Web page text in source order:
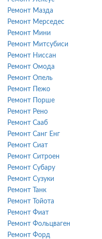
Ремонт Мазда
Ремонт Мерседес
Ремонт Мини
Ремонт Митсубиси
Ремонт Ниссан
Ремонт Омода
Ремонт Опель
Ремонт Пежо
Ремонт Порше
Ремонт Рено
Ремонт Сааб
Ремонт Санг Енг
Ремонт Сиат
Ремонт Ситроен
Ремонт Субару
Ремонт Сузуки
Ремонт Танк
Ремонт Тойота
Ремонт Фиат
Ремонт Фольцваген
Ремонт Форд